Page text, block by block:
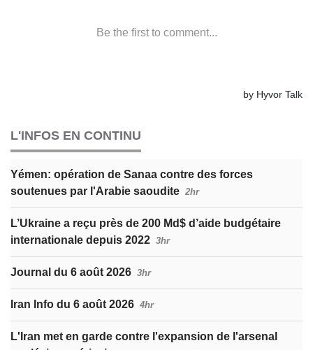
L'INFOS EN CONTINU
Yémen: opération de Sanaa contre des forces
soutenues par l'Arabie saoudite 2hr
L’Ukraine a reçu près de 200 Md$ d’aide budgétaire
internationale depuis 2022 3hr
Journal du 6 août 2026 3hr
Iran Info du 6 août 2026 4hr
L'Iran met en garde contre l'expansion de l'arsenal